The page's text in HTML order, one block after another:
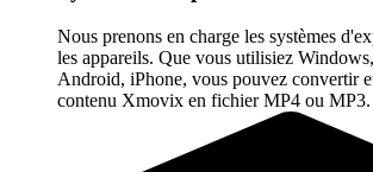
Nous prenons en charge les systèmes
les appareils. Que vous utilisiez
Android, iPhone, vous pouvez convertir
contenu Xmovix en fichier MP4 ou MP3.